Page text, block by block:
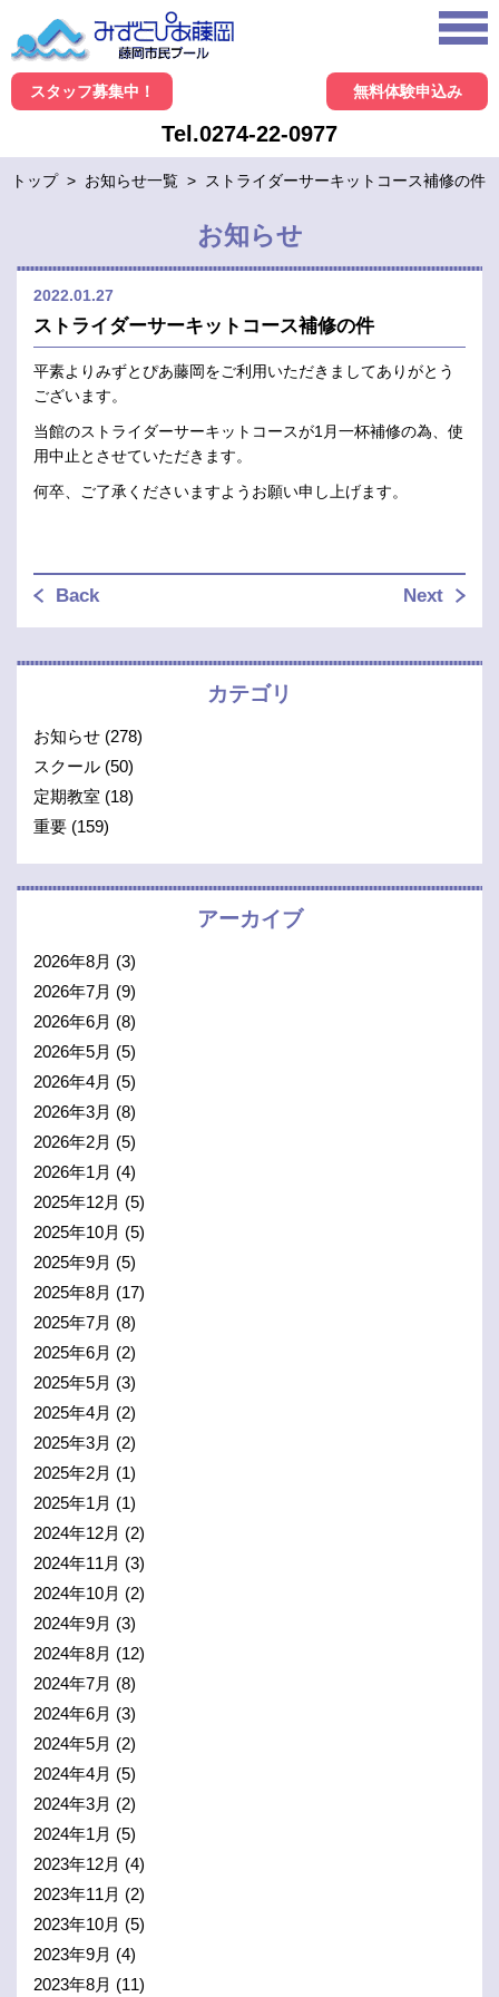
スタッフ募集中！ 無料体験申込み
Tel.0274-22-0977
トップ > お知らせ一覧 > ストライダーサーキットコース補修の件
お知らせ
2022.01.27
ストライダーサーキットコース補修の件
平素よりみずとぴあ藤岡をご利用いただきましてありがとう
ございます。
当館のストライダーサーキットコースが1月一杯補修の為、使
用中止とさせていただきます。
何卒、ご了承くださいますようお願い申し上げます。
Back Next
カテゴリ
お知らせ (278)
スクール (50)
定期教室 (18)
重要 (159)
アーカイブ
2026年8月 (3)
2026年7月 (9)
2026年6月 (8)
2026年5月 (5)
2026年4月 (5)
2026年3月 (8)
2026年2月 (5)
2026年1月 (4)
2025年12月 (5)
2025年10月 (5)
2025年9月 (5)
2025年8月 (17)
2025年7月 (8)
2025年6月 (2)
2025年5月 (3)
2025年4月 (2)
2025年3月 (2)
2025年2月 (1)
2025年1月 (1)
2024年12月 (2)
2024年11月 (3)
2024年10月 (2)
2024年9月 (3)
2024年8月 (12)
2024年7月 (8)
2024年6月 (3)
2024年5月 (2)
2024年4月 (5)
2024年3月 (2)
2024年1月 (5)
2023年12月 (4)
2023年11月 (2)
2023年10月 (5)
2023年9月 (4)
2023年8月 (11)